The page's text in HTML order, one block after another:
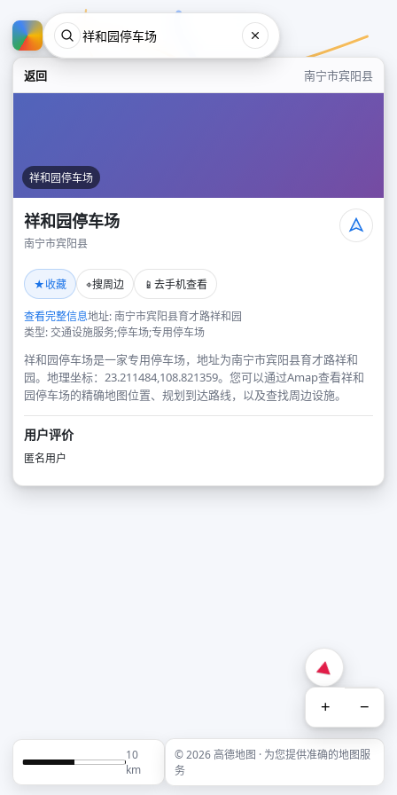
返回 南宁市宾阳县
祥和园停车场
祥和园停车场
南宁市宾阳县
★收藏 ⌖搜周边 📱 去手机查看
查看完整信息地址: 南宁市宾阳县育才路祥和园
类型: 交通设施服务;停车场;专用停车场
祥和园停车场是一家专用停车场，地址为南宁市宾阳县育才路祥和
园。地理坐标：23.211484,108.821359。您可以通过Amap查看祥和
园停车场的精确地图位置、规划到达路线，以及查找周边设施。
用户评价
匿名用户
+ −
10
km
© 2026 高德地图 · 为您提供准确的地图服
务